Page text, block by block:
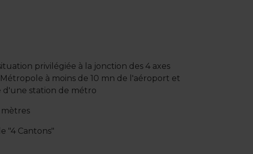
privilégiée à la jonction des 4 axes
à moins de 10 mn de l'aéroport et
d'une station de métro
mètres
"4 Cantons"